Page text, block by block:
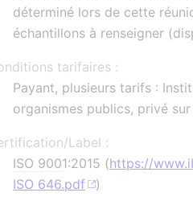
déterminé lors de cette
échantillons à renseigner
tarifaires :
Payant, plusieurs tarifs :
organismes publics, privé
Label :
ISO 9001:2015 (https://
ISO 646.pdf
)